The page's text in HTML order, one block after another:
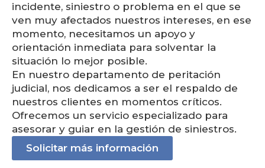
incidente, siniestro o problema en el que se
ven muy afectados nuestros intereses, en ese
momento, necesitamos un apoyo y
orientación inmediata para solventar la
situación lo mejor posible.
En nuestro departamento de peritación
judicial, nos dedicamos a ser el respaldo de
nuestros clientes en momentos críticos.
Ofrecemos un servicio especializado para
asesorar y guiar en la gestión de siniestros.
Solicitar más información